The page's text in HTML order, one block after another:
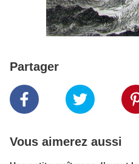
Partager
Vous aimerez aussi